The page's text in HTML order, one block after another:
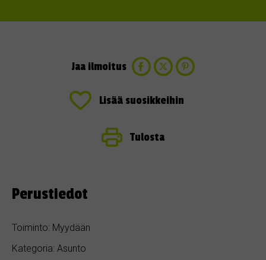
Jaa ilmoitus
Lisää suosikkeihin
Tulosta
Perustiedot
Toiminto: Myydään
Kategoria: Asunto